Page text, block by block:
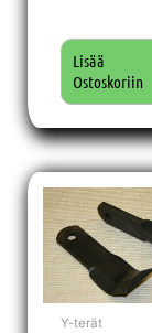
Lisää
Ostoskoriin
Y-terät